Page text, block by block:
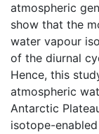
atmospheric
show that the
water vapour
of the diurnal
Hence, this
atmospheric
Antarctic
isotope-